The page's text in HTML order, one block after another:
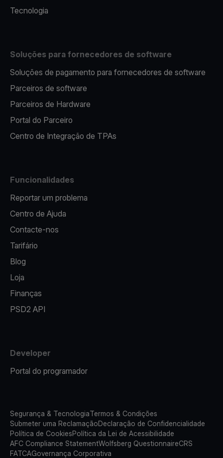
Tecnologia
Soluções para fornecedores de software
Soluções de pagamento para fornecedores de software
Parceiros de software
Parceiros de Hardware
Portal do Parceiro
Centro de Integração de TPAs
Funcionalidades
Reportar um problema
Centro de Ajuda
Contacte-nos
Tarifário
Blog
Loja
Finanças
PSD2 API
Developer
Portal do programador
Segurança & TecnologiaTermos & Condições
Submeter uma ReclamaçãoDeclaração de Confidencialidade
Política de CookiesPolítica da Lei de Acessibilidade
AFC Compliance StatementWolfsberg QuestionnaireCRS
FATCAGovernança Corporativa